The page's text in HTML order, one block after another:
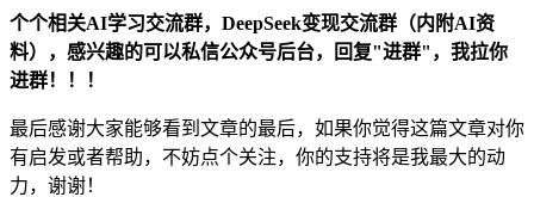
个个相关AI学习交流群，DeepSeek变现交流群（内附AI资
料），感兴趣的可以私信公众号后台，回复"进群"，我拉你
进群！！！
最后感谢大家能够看到文章的最后，如果你觉得这篇文章对你
有启发或者帮助，不妨点个关注，你的支持将是我最大的动
力，谢谢！